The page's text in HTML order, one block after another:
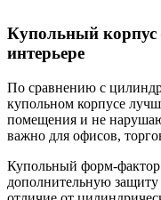
Купольный корпус
интерьере
По сравнению с
купольном корпусе
помещения и не
важно для офисов,
Купольный форм-фактор
дополнительную